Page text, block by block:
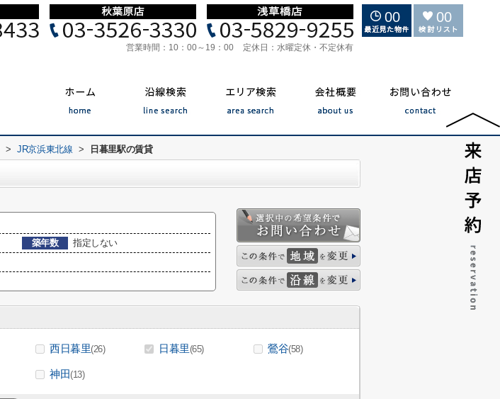
営業時間： 10：00～19：00 定休日： 水曜定休・不定休有
00 00
> JR京浜東北線 > 日暮里駅の賃貸
築年数
指定しない
西日暮里(26) 日暮里(65) 鶯谷(58)
神田(13)